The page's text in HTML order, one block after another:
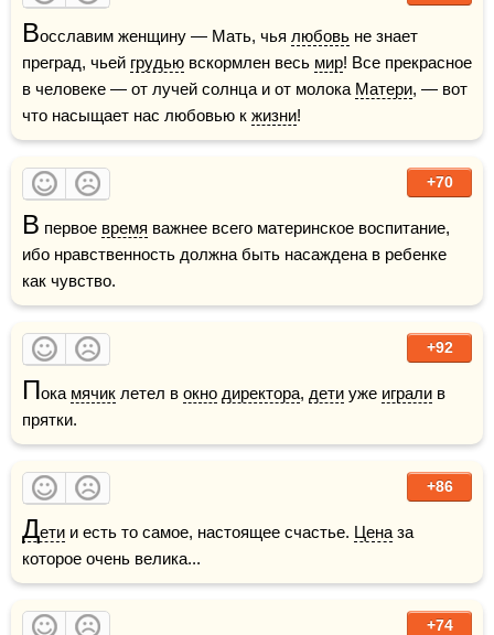
Восславим женщину — Мать, чья любовь не знает
преград, чьей грудью вскормлен весь мир! Все прекрасное
в человеке — от лучей солнца и от молока Матери, — вот
что насыщает нас любовью к жизни!
+70
В первое время важнее всего материнское воспитание,
ибо нравственность должна быть насаждена в ребенке
как чувство.
+92
Пока мячик летел в окно директора, дети уже играли в
прятки.
+86
Дети и есть то самое, настоящее счастье. Цена за
которое очень велика...
+74